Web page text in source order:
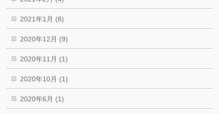
2021年1月 (8)
2020年12月 (9)
2020年11月 (1)
2020年10月 (1)
2020年6月 (1)